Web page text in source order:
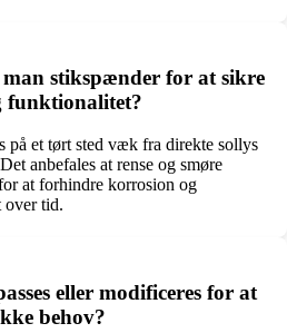
stikspænder for at sikre
funktionalitet?
på et tørt sted væk fra direkte sollys
anbefales at rense og smøre
at forhindre korrosion og
over tid.
eller modificeres for at
behov?